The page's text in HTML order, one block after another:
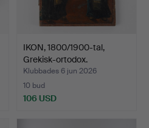
IKON, 1800/1900-tal,
Grekisk-ortodox.
Klubbades 6 jun 2026
10 bud
106 USD